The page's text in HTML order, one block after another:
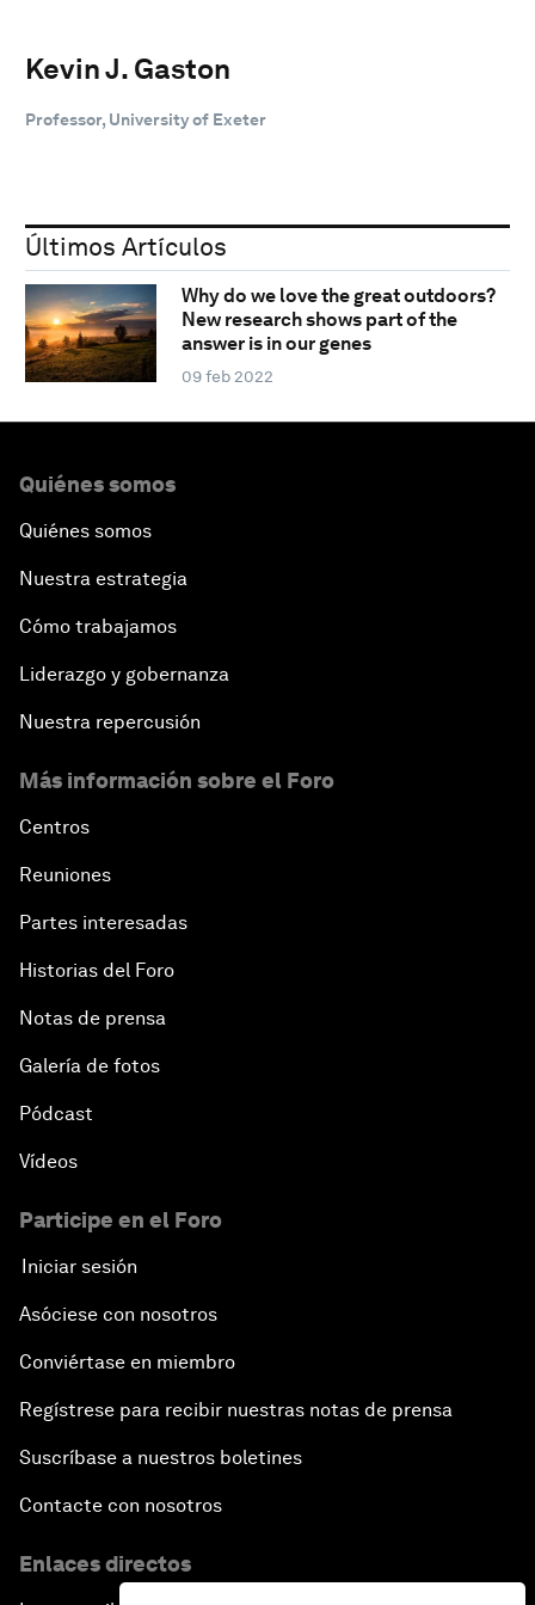
Kevin J. Gaston
Professor, University of Exeter
Últimos Artículos
Why do we love the great outdoors?
New research shows part of the
answer is in our genes
09 feb 2022
Quiénes somos
Quiénes somos
Nuestra estrategia
Cómo trabajamos
Liderazgo y gobernanza
Nuestra repercusión
Más información sobre el Foro
Centros
Reuniones
Partes interesadas
Historias del Foro
Notas de prensa
Galería de fotos
Pódcast
Vídeos
Participe en el Foro
Iniciar sesión
Asóciese con nosotros
Conviértase en miembro
Regístrese para recibir nuestras notas de prensa
Suscríbase a nuestros boletines
Contacte con nosotros
Enlaces directos